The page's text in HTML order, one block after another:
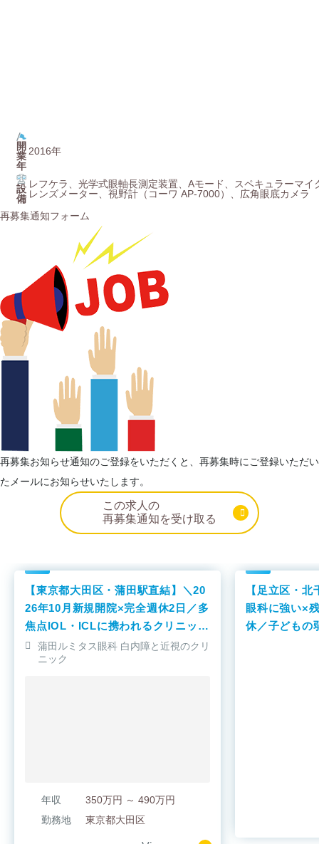
開
業
年
2016年
設
備
レフケラ、光学式眼軸長測定装置、Aモード、スペキュラーマ
レンズメーター、視野計（コーワ AP-7000）、広角眼底カメラ
再募集通知フォーム
再募集お知らせ通知のご登録をいただくと、再募集時にご登録いただい
たメールにお知らせいたします。
この求人の
再募集通知を受け取る
【東京都大田区・蒲田駅直結】＼20
26年10月新規開院×完全週休2日／多
焦点IOL・ICLに携われるクリニック
です！
蒲田ルミタス眼科 白内障と近視のクリ
ニック
年収
350万円 ～ 490万円
勤務地
東京都大田区
【足立区・
眼科に強い×
休／子どもの